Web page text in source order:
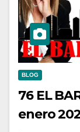
BLOG
76 EL
enero